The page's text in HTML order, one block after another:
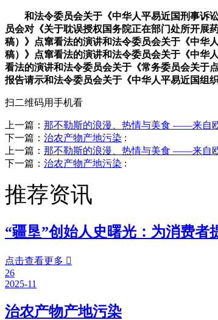
和法令委员会关于《中华人平易近国刑事诉讼
员会对《关于耽误授权国务院正在部门处所开展
稿）》点窜看法的演讲和法令委员会关于《中华
稿）》点窜看法的演讲和法令委员会关于《中华
看法的演讲和法令委员会关于《常务委员会关于
报告请示和法令委员会关于《中华人平易近国组
扫二维码用手机看
上一篇： 那不勒斯的浪漫、热情与美食 ——来自
下一篇： 治农产物产地污染 :
上一篇： 那不勒斯的浪漫、热情与美食 ——来自
下一篇： 治农产物产地污染 :
推荐资讯
“疆垦”创始人史曙光：为消费者
点击查看更多 
26
2025-11
治农产物产地污染